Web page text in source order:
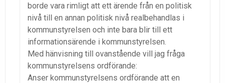
borde vara rimligt att ett ärende från en politisk
nivå till en annan politisk nivå realbehandlas i
kommunstyrelsen och inte bara blir till ett
informationsärende i kommunstyrelsen.
Med hänvisning till ovanstående vill jag fråga
kommunstyrelsens ordförande:
Anser kommunstyrelsens ordförande att en